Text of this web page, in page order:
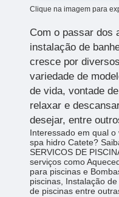
Clique na imagem para
Com o passar dos
instalação de
cresce por
variedade de
de vida, vontade
relaxar e
desejar, entre
Interessado em qual
spa hidro Catete?
SERVICOS DE
serviços como
para piscinas e
piscinas, Instalação
de piscinas entre